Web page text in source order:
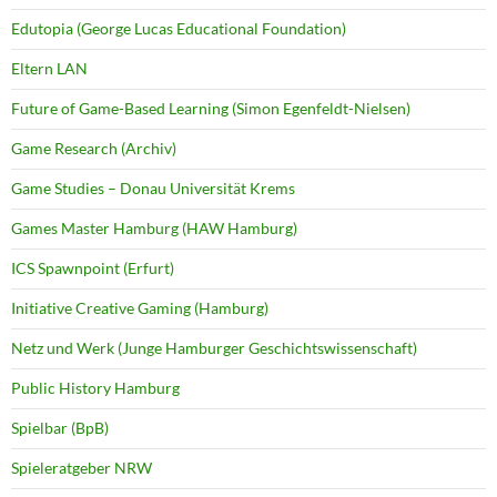
Edutopia (George Lucas Educational Foundation)
Eltern LAN
Future of Game-Based Learning (Simon Egenfeldt-Nielsen)
Game Research (Archiv)
Game Studies – Donau Universität Krems
Games Master Hamburg (HAW Hamburg)
ICS Spawnpoint (Erfurt)
Initiative Creative Gaming (Hamburg)
Netz und Werk (Junge Hamburger Geschichtswissenschaft)
Public History Hamburg
Spielbar (BpB)
Spieleratgeber NRW